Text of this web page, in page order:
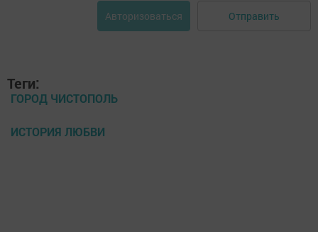
Авторизоваться Отправить
Теги:
ГОРОД ЧИСТОПОЛЬ
ИСТОРИЯ ЛЮБВИ